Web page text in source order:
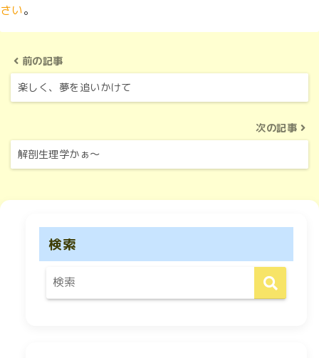
さい。
前の記事
楽しく、夢を追いかけて
次の記事
解剖生理学かぁ～
検索